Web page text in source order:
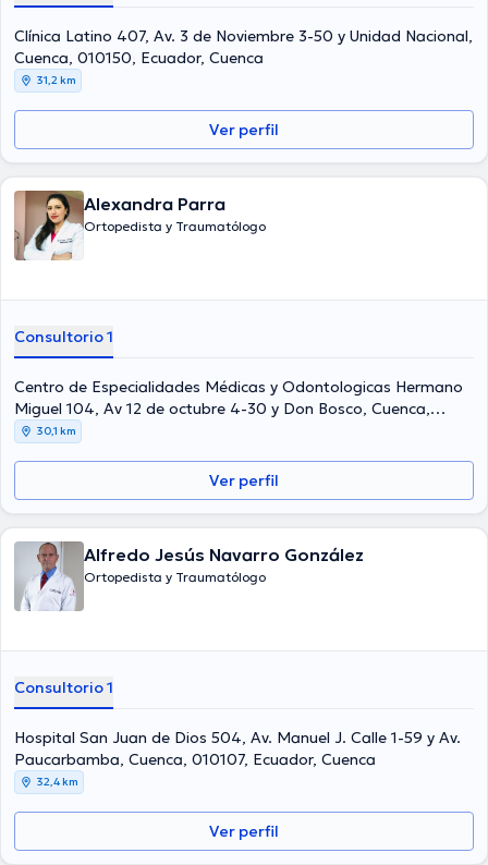
Clínica Latino 407, Av. 3 de Noviembre 3-50 y Unidad Nacional,
Cuenca, 010150, Ecuador, Cuenca
31,2 km
Ver perfil
Alexandra Parra
Ortopedista y Traumatólogo
Consultorio 1
Centro de Especialidades Médicas y Odontologicas Hermano
Miguel 104, Av 12 de octubre 4-30 y Don Bosco, Cuenca,
010107, Ecuador, Cuenca
30,1 km
Ver perfil
Alfredo Jesús Navarro González
Ortopedista y Traumatólogo
Consultorio 1
Hospital San Juan de Dios 504, Av. Manuel J. Calle 1-59 y Av.
Paucarbamba, Cuenca, 010107, Ecuador, Cuenca
32,4 km
Ver perfil